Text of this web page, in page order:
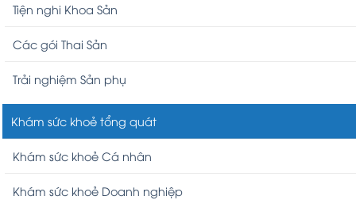
Tiện nghi Khoa Sản
Các gói Thai Sản
Trải nghiệm Sản phụ
Khám sức khoẻ tổng quát
Khám sức khoẻ Cá nhân
Khám sức khoẻ Doanh nghiệp